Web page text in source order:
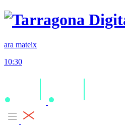
ara mateix
10:30